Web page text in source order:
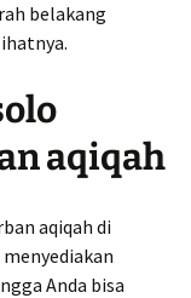
belakang
aqiqah
aqiqah di
Anda bisa